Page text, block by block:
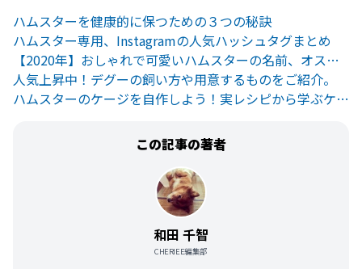
ハムスターを健康的に保つための３つの秘訣
ハムスター専用、Instagramの人気ハッシュタグまとめ
【2020年】おしゃれで可愛いハムスターの名前、オススメ決定版！
人気上昇中！デグーの飼い方や用意するものをご紹介。
ハムスターのケージを自作しよう！実レシピから学ぶケージ作り・続編
この記事の著者
和田 千智
CHERIEE編集部